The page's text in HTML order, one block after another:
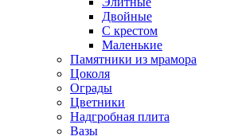
Двойные
С крестом
Маленькие
Памятники из мрамора
Цоколя
Ограды
Цветники
Надгробная плита
Вазы